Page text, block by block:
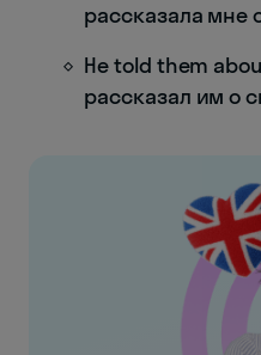
рассказала мне
He told them
рассказал им о